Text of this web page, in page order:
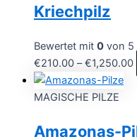
Kriechpilz
Bewertet mit 0 von 5
€210.00 –€1,250.00
MAGISCHE PILZE
Amazonas-